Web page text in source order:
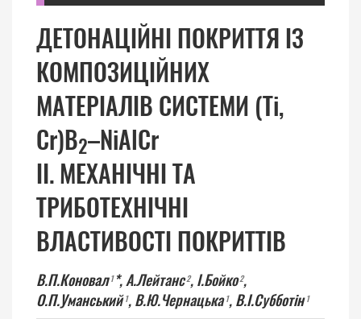
ДЕТОНАЦІЙНІ ПОКРИТТЯ ІЗ
КОМПОЗИЦІЙНИХ
МАТЕРІАЛІВ СИСТЕМИ (Ti,
Cr)B2–NiAlCr
ІI. МЕХАНІЧНІ ТА
ТРИБОТЕХНІЧНІ
ВЛАСТИВОСТІ ПОКРИТТІВ
В.П.Коновал1*, А.Лейтанс2, І.Бойко2,
О.П.Уманський1, В.Ю.Чернацька1, В.І.Субботін1